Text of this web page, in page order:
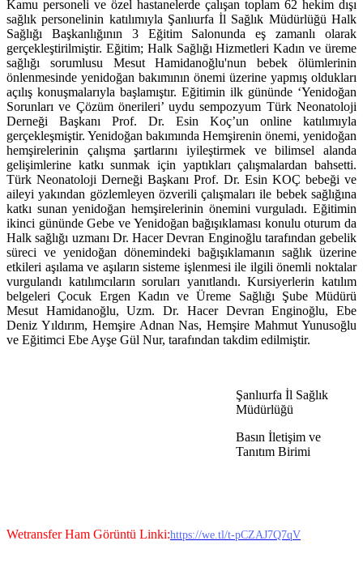
Kamu personeli ve özel hastanelerde çalışan toplam 62 hekim dışı
sağlık personelinin katılımıyla Şanlıurfa İl Sağlık Müdürlüğü Halk
Sağlığı Başkanlığının 3 Eğitim Salonunda eş zamanlı olarak
gerçekleştirilmiştir. Eğitim; Halk Sağlığı Hizmetleri Kadın ve üreme
sağlığı sorumlusu Mesut Hamidanoğlu'nun bebek ölümlerinin
önlenmesinde yenidoğan bakımının önemi üzerine yapmış oldukları
açılış konuşmalarıyla başlamıştır. Eğitimin ilk gününde ‘Yenidoğan
Sorunları ve Çözüm önerileri’ uydu sempozyum Türk Neonatoloji
Derneği Başkanı Prof. Dr. Esin Koç’un online katılımıyla
gerçekleşmiştir. Yenidoğan bakımında Hemşirenin önemi, yenidoğan
hemşirelerinin çalışma şartlarını iyileştirmek ve bilimsel alanda
gelişimlerine katkı sunmak için yaptıkları çalışmalardan bahsetti.
Türk Neonatoloji Derneği Başkanı Prof. Dr. Esin KOÇ bebeği ve
aileyi yakından gözlemleyen özverili çalışmaları ile bebek sağlığına
katkı sunan yenidoğan hemşirelerinin önemini vurguladı. Eğitimin
ikinci gününde Gebe ve Yenidoğan bağışıklaması konulu oturum da
Halk sağlığı uzmanı Dr. Hacer Devran Enginoğlu tarafından gebelik
süreci ve yenidoğan dönemindeki bağışıklamanın sağlık üzerine
etkileri aşılama ve aşıların sisteme işlenmesi ile ilgili önemli noktalar
vurgulandı katılımcıların soruları yanıtlandı. Kursiyerlerin katılım
belgeleri Çocuk Ergen Kadın ve Üreme Sağlığı Şube Müdürü
Mesut Hamidanoğlu, Uzm. Dr. Hacer Devran Enginoğlu, Ebe
Deniz Yıldırım, Hemşire Adnan Nas, Hemşire Mahmut Yunusoğlu
ve Eğitimci Ebe Ayşe Gül Nur, tarafından takdim edilmiştir.
Şanlıurfa İl Sağlık
Müdürlüğü
Basın İletişim ve
Tanıtım Birimi
Wetransfer Ham Görüntü Linki:https://we.tl/t-pCZAJ7Q7qV